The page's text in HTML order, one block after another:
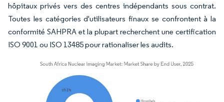
hôpitaux privés vers des centres indépendants sous contrat.
Toutes les catégories d'utilisateurs finaux se confrontent à la
conformité SAHPRA et la plupart recherchent une certification
ISO 9001 ou ISO 13485 pour rationaliser les audits.